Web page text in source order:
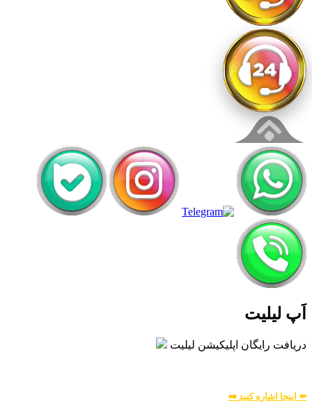
اَپ لیلیت
دریافت رایگان اپلیکیشن لیلیت
⬅️ اینجا اشاره کنید ➡️